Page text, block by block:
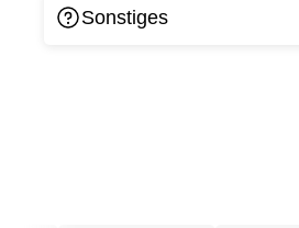
Sonstiges